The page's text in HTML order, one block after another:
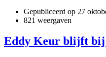
Gepubliceerd op 27
821 weergaven
Eddy Keur blijft bij